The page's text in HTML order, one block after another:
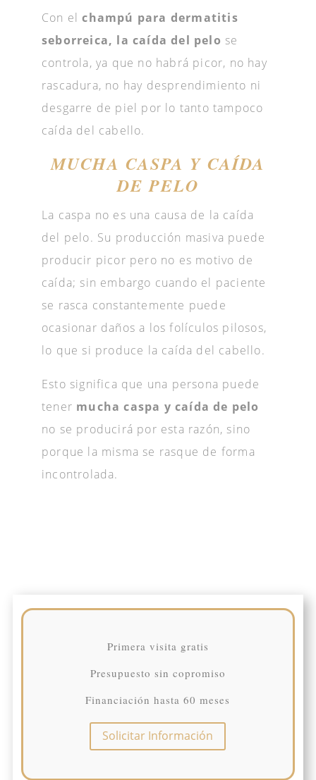
Con elchampú para dermatitis
seborreica, la caída del pelo se
controla, ya que no habrá picor, no hay
rascadura, no hay desprendimiento ni
desgarre de piel por lo tanto tampoco
caída del cabello.
MUCHA CASPA Y CAÍDA
DE PELO
La caspa no es una causa de la caída
del pelo. Su producción masiva puede
producir picor pero no es motivo de
caída; sin embargo cuando el paciente
se rasca constantemente puede
ocasionar daños a los folículos pilosos,
lo que si produce la caída del cabello.
Esto significa que una persona puede
tener mucha caspa y caída de pelo
no se producirá por esta razón, sino
porque la misma se rasque de forma
incontrolada.
Primera visita gratis
Presupuesto sin copromiso
Financiación hasta 60 meses
Solicitar Información